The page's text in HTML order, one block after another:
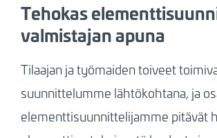
Tehokas
valmistajan apuna
Tilaajan ja työmaiden toiveet
suunnittelumme lähtökohtana, ja
elementtisuunnittelijamme pitävät